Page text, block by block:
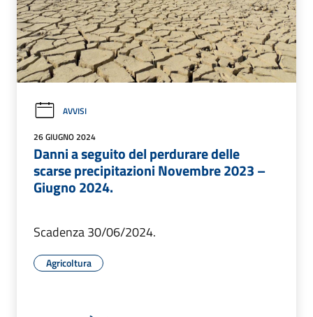
AVVISI
26 GIUGNO 2024
Danni a seguito del perdurare delle
scarse precipitazioni Novembre 2023 –
Giugno 2024.
Scadenza 30/06/2024.
Agricoltura